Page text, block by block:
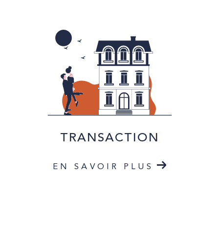
TRANSACTION
EN SAVOIR PLUS